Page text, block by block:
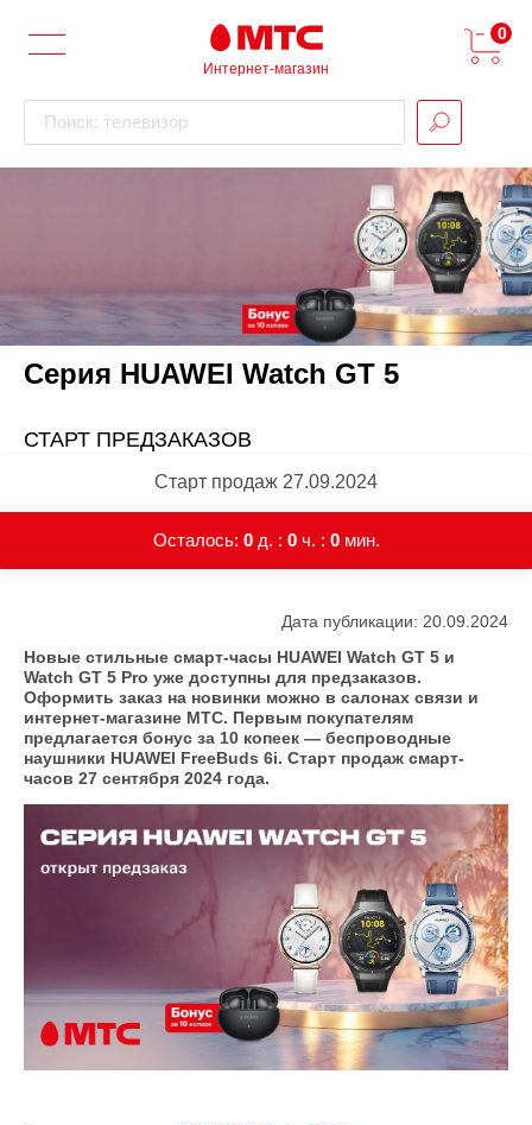
Интернет-магазин
Поиск: телевизор
0
Серия HUAWEI Watch GT 5
СТАРТ ПРЕДЗАКАЗОВ
Старт продаж 27.09.2024
Осталось: 0д. : 0ч. : 0мин.
Дата публикации: 20.09.2024
Новые стильные смарт-часы HUAWEI Watch GT 5 и
Watch GT 5 Pro уже доступны для предзаказов.
Оформить заказ на новинки можно в салонах связи и
интернет-магазине МТС. Первым покупателям
предлагается бонус за 10 копеек — беспроводные
наушники HUAWEI FreeBuds 6i. Старт продаж смарт-
часов 27 сентября 2024 года.